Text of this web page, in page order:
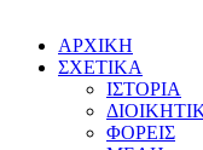
ΑΡΧΙΚΗ
ΣΧΕΤΙΚΑ
ΙΣΤΟΡΙΑ
ΦΟΡΕΙΣ